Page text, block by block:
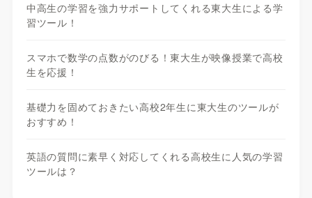
中高生の学習を強力サポートしてくれる東大生による学
習ツール！
スマホで数学の点数がのびる！東大生が映像授業で高校
生を応援！
基礎力を固めておきたい高校2年生に東大生のツールが
おすすめ！
英語の質問に素早く対応してくれる高校生に人気の学習
ツールは？